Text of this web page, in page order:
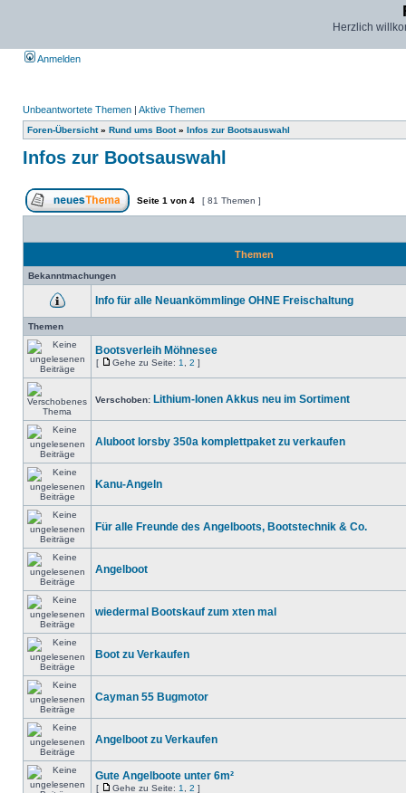
Herzlich
Anmelden
Unbeantwortete Themen | Aktive Themen
Foren-Übersicht» Rund ums Boot» Infos zur Bootsauswahl
Infos zur Bootsauswahl
Seite 1 von 4 [ 81 Themen ]
Themen
Bekanntmachungen
Info für alle Neuankömmlinge OHNE Freischaltung
Themen
Bootsverleih Möhnesee
[ Gehe zu Seite: 1 2 ]
Verschoben: Lithium-Ionen Akkus neu im Sortiment
Aluboot lorsby 350a komplettpaket zu verkaufen
Kanu-Angeln
Für alle Freunde des Angelboots, Bootstechnik & Co.
Angelboot
wiedermal Bootskauf zum xten mal
Boot zu Verkaufen
Cayman 55 Bugmotor
Angelboot zu Verkaufen
Gute Angelboote unter 6m²
[ Gehe zu Seite: 1 2 ]